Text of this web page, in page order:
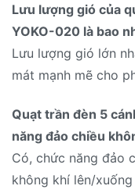
Lưu lượng gió của
YOKO-020 là bao
Lưu lượng gió lớn
mát mạnh mẽ cho
Quạt trần đèn 5
năng đảo chiều
Có, chức năng đảo
không khí lên/